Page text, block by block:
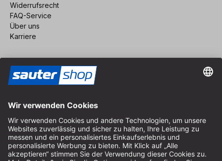
Widerrufsrecht
FAQ-Service
Über uns
Karriere
Impressum
AGB
Datenschutz